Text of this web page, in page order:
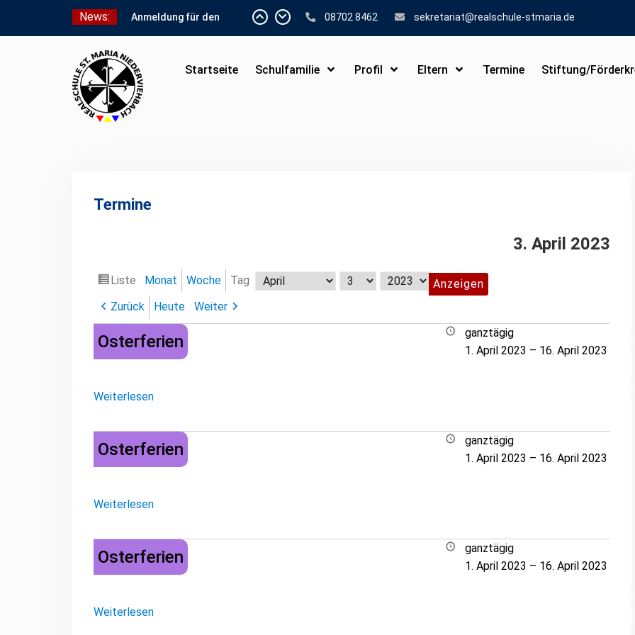
News:
Anmeldeunterlagen
Schuleinschreibung 2026
Schnuppertag 2026
08702 8462 sekretariat@realschule-stmaria.de
Startseite Schulfamilie Profil Eltern Termine Stiftung/
Termine
3. April 2023
Ansicht
als
Liste Monat Woche Tag
Monat
Tag
Jahr
Zurück
Heute
Weiter
Osterferien
Osterferien
ganztägig
1. April 2023 – 16. April 2023
Weiterlesen
Osterferien
Osterferien
ganztägig
1. April 2023 – 16. April 2023
Weiterlesen
Osterferien
Osterferien
ganztägig
1. April 2023 – 16. April 2023
Weiterlesen